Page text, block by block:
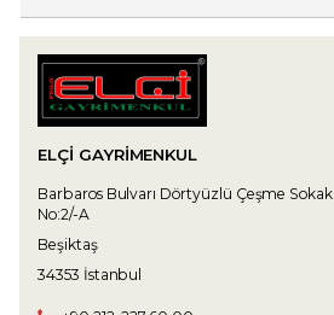
ELÇİ GAYRİMENKUL
Barbaros Bulvarı Dörtyüzlü Çeşme Sokak
No:2/-A
Beşiktaş
34353 İstanbul